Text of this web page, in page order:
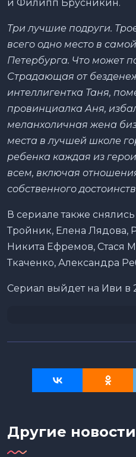
и Филипп Брусникин.
Три лучшие подруги.
всего одно место в
Петербурга. Что может
Страдающая от
интеллигентка Таня,
провинциалка Аня,
меланхоличная жена
места в лучшей школе
ребенка каждая из
всем, включая
собственного
В сериале также
Тройник, Елена Лядова,
Никита Ефремов, Стася
Ткаченко, Александра
Сериал выйдет на Иви в
Другие новости